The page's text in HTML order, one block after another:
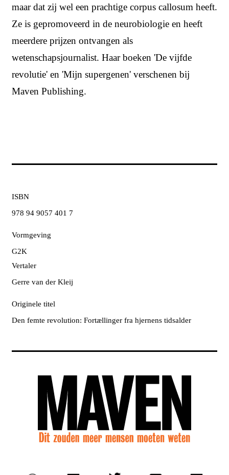
maar dat zij wel een prachtige corpus callosum heeft.
Ze is gepromoveerd in de neurobiologie en heeft
meerdere prijzen ontvangen als
wetenschapsjournalist. Haar boeken 'De vijfde
revolutie' en 'Mijn supergenen' verschenen bij
Maven Publishing.
ISBN
978 94 9057 401 7
Vormgeving
G2K
Vertaler
Gerre van der Kleij
Originele titel
Den femte revolution: Fortællinger fra hjernens tidsalder